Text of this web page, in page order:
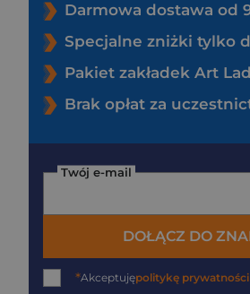
Darmowa dostawa od
Specjalne zniżki tylko
Pakiet zakładek Art
Brak opłat za
Twój e-mail
DOŁĄCZ DO
*Akceptujępolitykę prywatności